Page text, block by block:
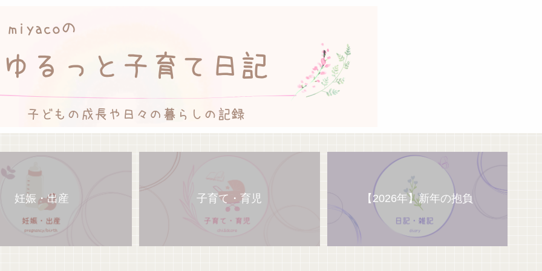
妊娠・出産 子育て・育児 【2026年】新年の抱負